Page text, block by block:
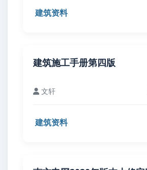
建筑资料
建筑施工手册第四版
文轩
建筑资料